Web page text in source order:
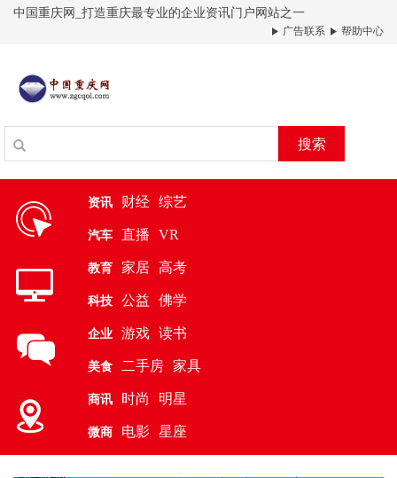
中国重庆网_打造重庆最专业的企业资讯门户网站之一
广告联系 帮助中心
搜索
资讯 财经 综艺
汽车 直播 VR
教育 家居 高考
科技 公益 佛学
企业 游戏 读书
美食 二手房 家具
商讯 时尚 明星
微商 电影 星座